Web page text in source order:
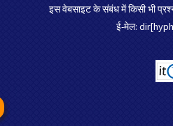
इस वेबसाइट के संबंध में किसी भी
ई-मेल: